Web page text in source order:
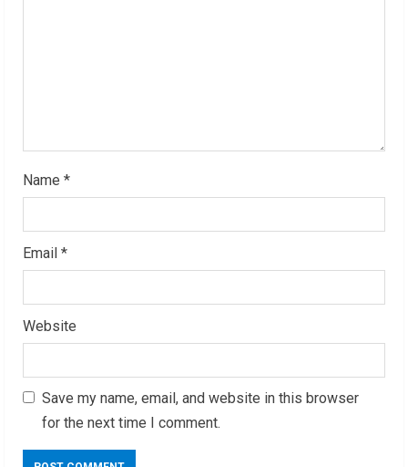
Name *
Email *
Website
Save my name, email, and website in this browser
for the next time I comment.